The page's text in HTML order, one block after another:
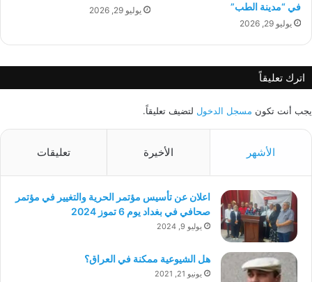
في “مدينة الطب”
يوليو 29, 2026
يوليو 29, 2026
اترك تعليقاً
يجب أنت تكون مسجل الدخول لتضيف تعليقاً.
الأشهر الأخيرة تعليقات
اعلان عن تأسيس مؤتمر الحرية والتغيير في مؤتمر
صحافي في بغداد يوم 6 تموز 2024
يوليو 9, 2024
هل الشيوعية ممكنة في العراق؟
يونيو 21, 2021